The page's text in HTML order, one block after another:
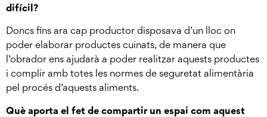
difícil?
Doncs fins ara cap productor disposava d’un lloc on
poder elaborar productes cuinats, de manera que
l’obrador ens ajudarà a poder realitzar aquests productes
i complir amb totes les normes de seguretat alimentària
pel procés d’aquests aliments.
Què aporta el fet de compartir un espai com aquest